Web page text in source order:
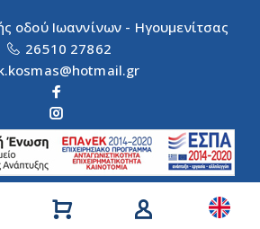
οδού Ιωαννίνων - Ηγουμενίτσας
26510 27862